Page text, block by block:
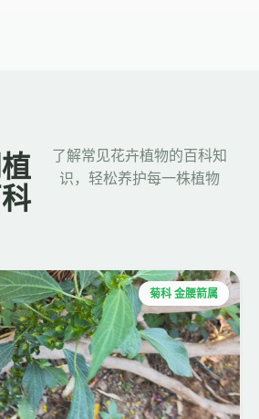
了解常见花卉植物的百科知
识，轻松养护每一株植物
菊科 金腰箭属